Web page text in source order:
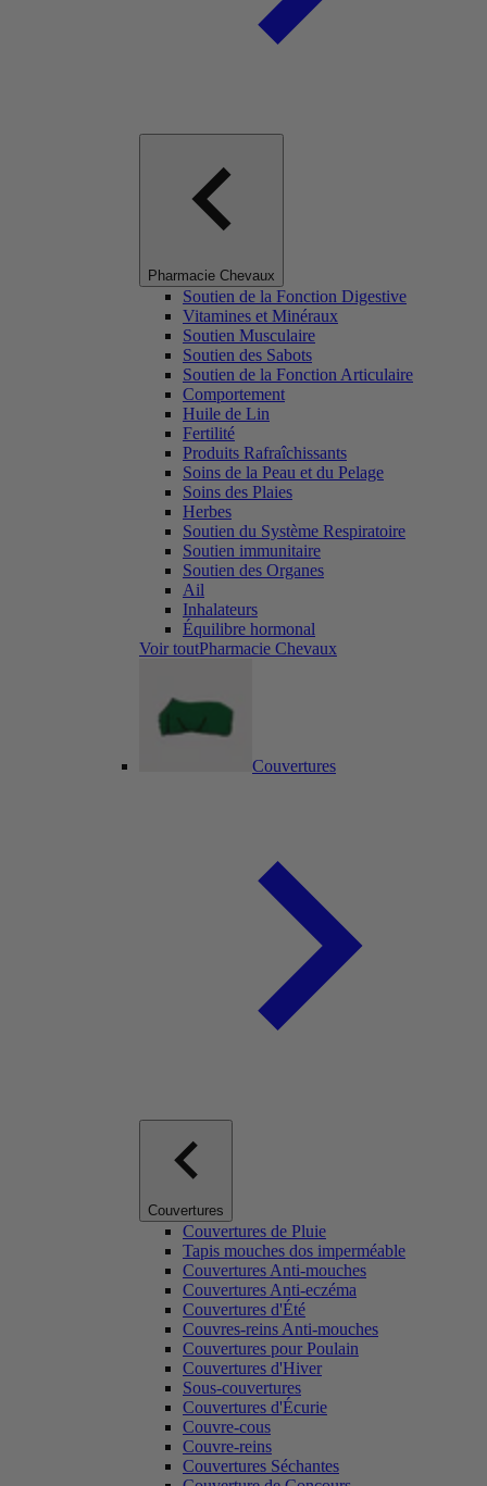
Pharmacie Chevaux
Soutien de la Fonction Digestive
Vitamines et Minéraux
Soutien Musculaire
Soutien des Sabots
Soutien de la Fonction Articulaire
Comportement
Huile de Lin
Fertilité
Produits Rafraîchissants
Soins de la Peau et du Pelage
Soins des Plaies
Herbes
Soutien du Système Respiratoire
Soutien immunitaire
Soutien des Organes
Ail
Inhalateurs
Équilibre hormonal
Voir toutPharmacie Chevaux
Couvertures
Couvertures
Couvertures de Pluie
Tapis mouches dos imperméable
Couvertures Anti-mouches
Couvertures Anti-eczéma
Couvertures d'Été
Couvres-reins Anti-mouches
Couvertures pour Poulain
Couvertures d'Hiver
Sous-couvertures
Couvertures d'Écurie
Couvre-cous
Couvre-reins
Couvertures Séchantes